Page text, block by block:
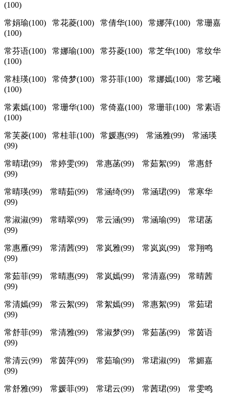
(100)
常娟瑜(100) 常花菱(100) 常倩华(100) 常娜萍(100) 常珊嘉
(100)
常芬语(100) 常娜瑜(100) 常芬菱(100) 常芝华(100) 常纹华
(100)
常桂瑛(100) 常倚梦(100) 常芬菲(100) 常娜嫣(100) 常艺曦
(100)
常素嫣(100) 常珊华(100) 常倚嘉(100) 常珊菲(100) 常素语
(100)
常芙菱(100) 常桂菲(100) 常媛惠(99) 常涵雅(99) 常涵瑛
(99)
常晴珺(99) 常婷雯(99) 常惠菡(99) 常茹絮(99) 常惠舒
(99)
常晴瑛(99) 常晴茹(99) 常涵绮(99) 常涵珺(99) 常寒华
(99)
常淑淑(99) 常晴翠(99) 常云涵(99) 常涵瑜(99) 常珺菡
(99)
常惠雁(99) 常清茜(99) 常岚雅(99) 常岚岚(99) 常翔鸣
(99)
常茹菲(99) 常晴惠(99) 常岚嫣(99) 常清嘉(99) 常晴茜
(99)
常清嫣(99) 常云絮(99) 常絮嫣(99) 常惠絮(99) 常茹珺
(99)
常舒菲(99) 常清雅(99) 常淑梦(99) 常茹菡(99) 常茵语
(99)
常清云(99) 常茵萍(99) 常茹瑜(99) 常珺淑(99) 常媚嘉
(99)
常舒雅(99) 常媛菲(99) 常珺云(99) 常茜珺(99) 常雯鸣